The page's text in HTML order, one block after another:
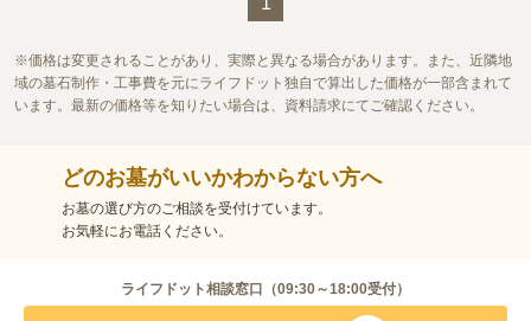
価格は変更されることがあり、実際と異なる場合があります。また、近隣地
域の墓石制作・工事費を元にライフドット独自で算出した価格が一部含まれて
います。最新の価格等を知りたい場合は、資料請求にてご確認ください。
どのお墓がいいかわからない方へ
お墓の選び方のご相談を受付けています。
お気軽にお電話ください。
ライフドット相談窓口（09:30～18:00受付）